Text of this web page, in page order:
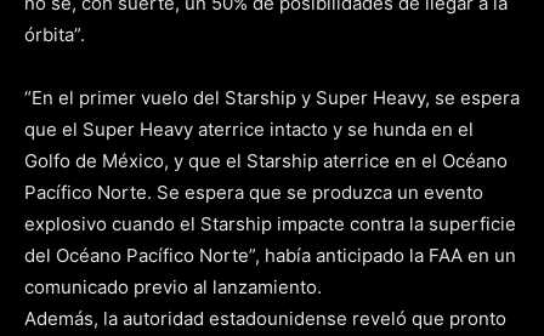
órbita”.
“En el primer vuelo del Starship y Super Heavy, se espera
que el Super Heavy aterrice intacto y se hunda en el
Golfo de México, y que el Starship aterrice en el Océano
Pacífico Norte. Se espera que se produzca un evento
explosivo cuando el Starship impacte contra la superficie
del Océano Pacífico Norte”, había anticipado la FAA en un
comunicado previo al lanzamiento.
Además, la autoridad estadounidense reveló que pronto